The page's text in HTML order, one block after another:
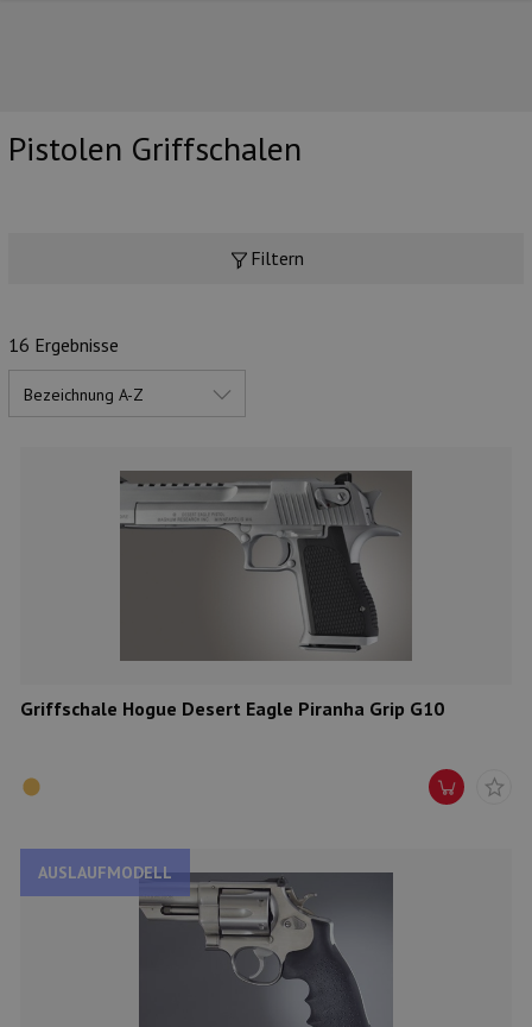
Pistolen Griffschalen
Filtern
16 Ergebnisse
Griffschale Hogue Desert Eagle Piranha Grip G10
AUSLAUFMODELL
UNSERE TOP-KATEGORIEN
Lampen und Zubehör